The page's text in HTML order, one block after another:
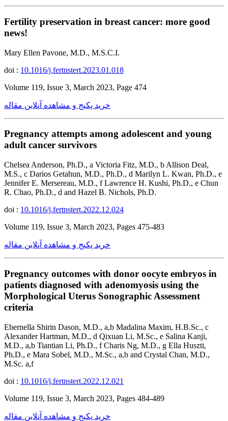
Fertility preservation in breast cancer: more good
news!
Mary Ellen Pavone, M.D., M.S.C.I.
doi : 10.1016/j.fertnstert.2023.01.018
Volume 119, Issue 3, March 2023, Page 474
خرید پکیج و مشاهده آنلاین مقاله
Pregnancy attempts among adolescent and young
adult cancer survivors
Chelsea Anderson, Ph.D., a Victoria Fitz, M.D., b Allison Deal,
M.S., c Darios Getahun, M.D., Ph.D., d Marilyn L. Kwan, Ph.D., e
Jennifer E. Mersereau, M.D., f Lawrence H. Kushi, Ph.D., e Chun
R. Chao, Ph.D., d and Hazel B. Nichols, Ph.D.
doi : 10.1016/j.fertnstert.2022.12.024
Volume 119, Issue 3, March 2023, Pages 475-483
خرید پکیج و مشاهده آنلاین مقاله
Pregnancy outcomes with donor oocyte embryos in
patients diagnosed with adenomyosis using the
Morphological Uterus Sonographic Assessment
criteria
Ebernella Shirin Dason, M.D., a,b Madalina Maxim, H.B.Sc., c
Alexander Hartman, M.D., d Qixuan Li, M.Sc., e Salina Kanji,
M.D., a,b Tiantian Li, Ph.D., f Charis Ng, M.D., g Ella Huszti,
Ph.D., e Mara Sobel, M.D., M.Sc., a,b and Crystal Chan, M.D.,
M.Sc. a,f
doi : 10.1016/j.fertnstert.2022.12.021
Volume 119, Issue 3, March 2023, Pages 484-489
خرید پکیج و مشاهده آنلاین مقاله